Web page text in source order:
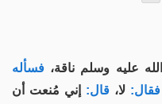
عليه وسلم ناقة، فسأله
فقال: لا، قال: إني مُنعت أن